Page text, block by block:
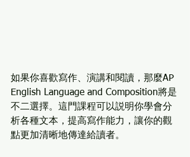
如果你喜歡寫作、演講和閱讀，那麼AP
English Language and Composition將是
不二選擇。這門課程可以説明你學會分
析各種文本，提高寫作能力，讓你的觀
點更加清晰地傳達給讀者。